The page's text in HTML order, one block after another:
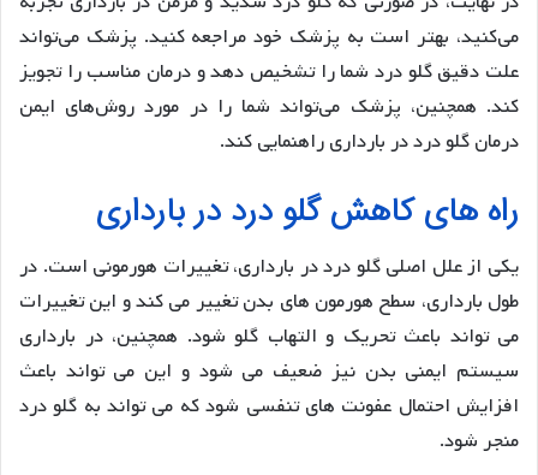
می‌کنید، بهتر است به پزشک خود مراجعه کنید. پزشک می‌تواند
علت دقیق گلو درد شما را تشخیص دهد و درمان مناسب را تجویز
کند. همچنین، پزشک می‌تواند شما را در مورد روش‌های ایمن
درمان گلو درد در بارداری راهنمایی کند.
راه های کاهش گلو درد در بارداری
یکی از علل اصلی گلو درد در بارداری، تغییرات هورمونی است. در
طول بارداری، سطح هورمون های بدن تغییر می کند و این تغییرات
می تواند باعث تحریک و التهاب گلو شود. همچنین، در بارداری
سیستم ایمنی بدن نیز ضعیف می شود و این می تواند باعث
افزایش احتمال عفونت های تنفسی شود که می تواند به گلو درد
منجر شود.